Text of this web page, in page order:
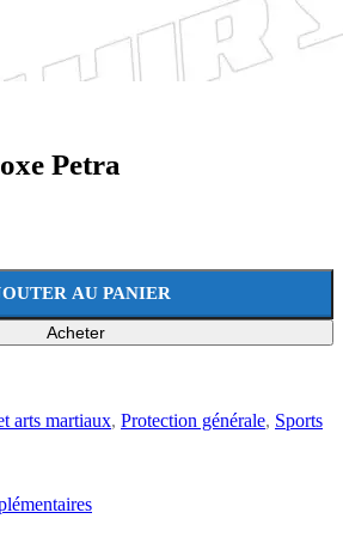
Petra
AU PANIER
Acheter
arts martiaux, Protection générale, Sports